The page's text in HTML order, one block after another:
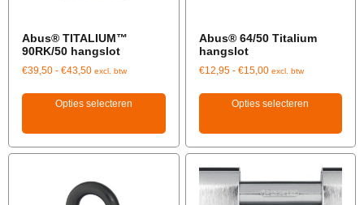
Abus® TITALIUM™
90RK/50 hangslot
€39,50 - €43,50 excl. btw
Opties selecteren
Abus® 64/50 Titalium
hangslot
€12,95 - €15,00 excl. btw
Opties selecteren